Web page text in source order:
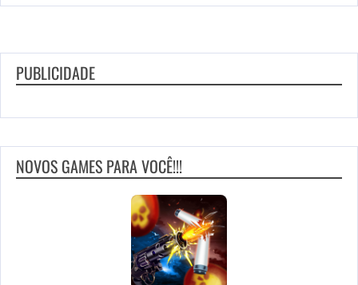
PUBLICIDADE
NOVOS GAMES PARA VOCÊ!!!